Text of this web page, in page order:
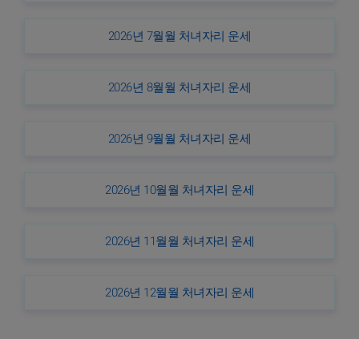
2026년 7월월 처녀자리 운세
2026년 8월월 처녀자리 운세
2026년 9월월 처녀자리 운세
2026년 10월월 처녀자리 운세
2026년 11월월 처녀자리 운세
2026년 12월월 처녀자리 운세